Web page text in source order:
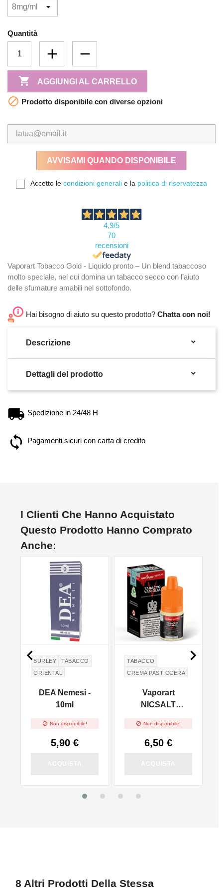
Quantità
 AGGIUNGI AL CARRELLO
 Prodotto disponibile con diverse opzioni
AVVISAMI QUANDO DISPONIBILE
Accetto le condizioni generali e la politica di riservatezza
4,9/5
70
recensioni
Vaporart Tobacco Gold - Liquido pronto – Un blend tabaccoso
molto speciale, nel cui domina un tabacco secco con l’aiuto
delle sfumature amabili nel sottofondo.
Hai bisogno di aiuto su questo prodotto? Chatta con noi!
Descrizione 
Dettagli del prodotto 
Spedizione in 24/48 H
Pagamenti sicuri con carta di credito
I Clienti Che Hanno Acquistato
Questo Prodotto Hanno Comprato
Anche:
BURLEY
TABACCO
ORIENTAL
DEA Nemesi -
10ml
 Non disponibile!
5,90 €
TABACCO
CREMA PASTICCERA
Vaporart
NICSALT
- 10ml
 Non disponibile!
6,50 €
NON DISPONIBILE
 
8 Altri Prodotti Della Stessa